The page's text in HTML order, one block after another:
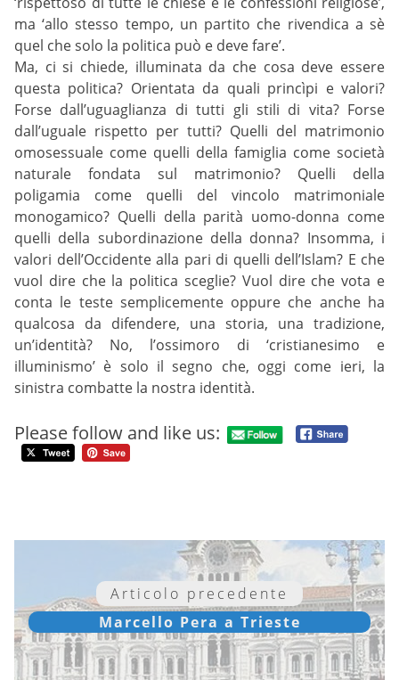
ma ‘allo stesso tempo, un partito che rivendica a sè
quel che solo la politica può e deve fare’.
Ma, ci si chiede, illuminata da che cosa deve essere
questa politica? Orientata da quali princìpi e valori?
Forse dall’uguaglianza di tutti gli stili di vita? Forse
dall’uguale rispetto per tutti? Quelli del matrimonio
omosessuale come quelli della famiglia come società
naturale fondata sul matrimonio? Quelli della
poligamia come quelli del vincolo matrimoniale
monogamico? Quelli della parità uomo-donna come
quelli della subordinazione della donna? Insomma, i
valori dell’Occidente alla pari di quelli dell’Islam? E che
vuol dire che la politica sceglie? Vuol dire che vota e
conta le teste semplicemente oppure che anche ha
qualcosa da difendere, una storia, una tradizione,
un’identità? No, l’ossimoro di ‘cristianesimo e
illuminismo’ è solo il segno che, oggi come ieri, la
sinistra combatte la nostra identità.
Please follow and like us:
Articolo precedente
Marcello Pera a Trieste